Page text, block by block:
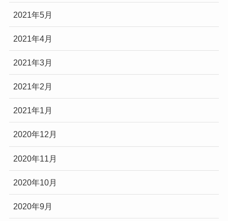
2021年5月
2021年4月
2021年3月
2021年2月
2021年1月
2020年12月
2020年11月
2020年10月
2020年9月